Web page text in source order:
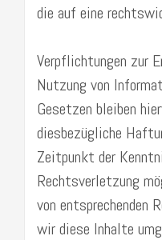
die auf eine
Verpflichtungen zur
Nutzung von
Gesetzen bleiben
diesbezügliche
Zeitpunkt der
Rechtsverletzung
von entsprechenden
wir diese Inhalte